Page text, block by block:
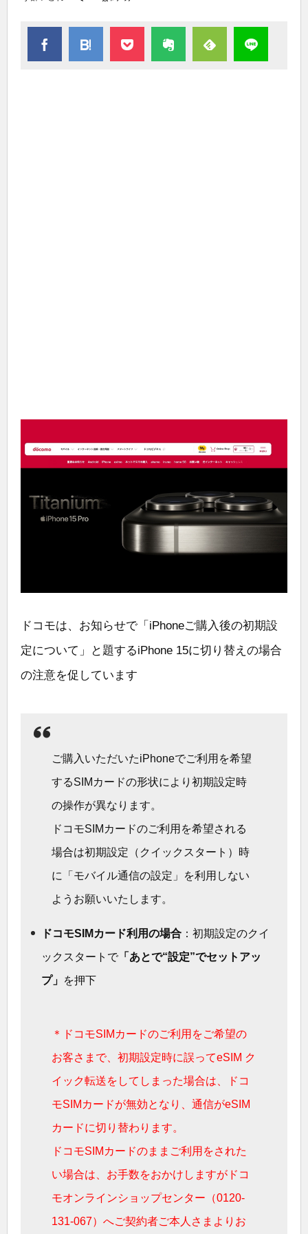
ドコモは、お知らせで「iPhoneご購入後の初期設
定について」と題するiPhone 15に切り替えの場合
の注意を促しています
ご購入いただいたiPhoneでご利用を希望
するSIMカードの形状により初期設定時
の操作が異なります。
ドコモSIMカードのご利用を希望される
場合は初期設定（クイックスタート）時
に「モバイル通信の設定」を利用しない
ようお願いいたします。
ドコモSIMカード利用の場合 ：初期設定のクイ
ックスタートで「あとで“設定”でセットアッ
プ」 を押下
＊ドコモSIMカードのご利用をご希望の
お客さまで、初期設定時に誤ってeSIM ク
イック転送をしてしまった場合は、ドコ
モSIMカードが無効となり、通信がeSIM
カードに切り替わります。
ドコモSIMカードのままご利用をされた
い場合は、お手数をおかけしますがドコ
モオンラインショップセンター（0120-
131-067）へご契約者ご本人さまよりお